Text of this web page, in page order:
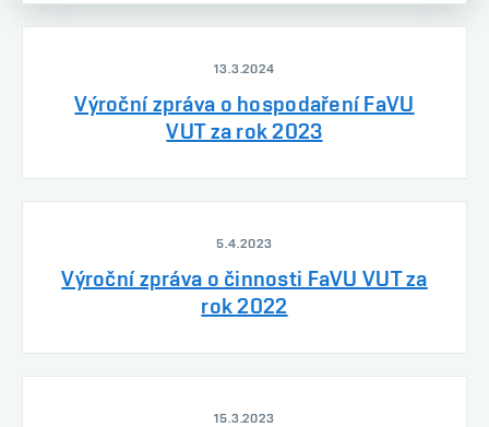
13.3.2024
Výroční zpráva o hospodaření FaVU
VUT za rok 2023
5.4.2023
Výroční zpráva o činnosti FaVU VUT za
rok 2022
15.3.2023